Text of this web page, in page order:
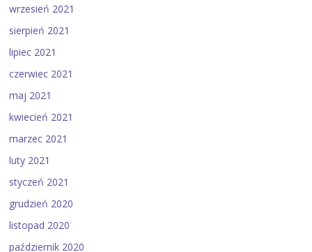
wrzesień 2021
sierpień 2021
lipiec 2021
czerwiec 2021
maj 2021
kwiecień 2021
marzec 2021
luty 2021
styczeń 2021
grudzień 2020
listopad 2020
październik 2020